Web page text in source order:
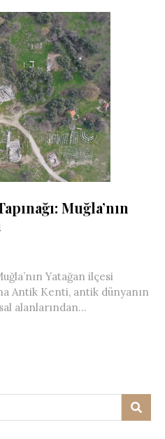
Muğla’nın
Yatağan ilçesi
Antik Kenti, antik dünyanın
alanlarından...